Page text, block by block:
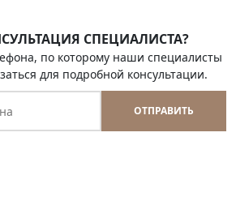
СПЕЦИАЛИСТА?
по которому наши специалисты
для подробной консультации.
ОТПРАВИТЬ